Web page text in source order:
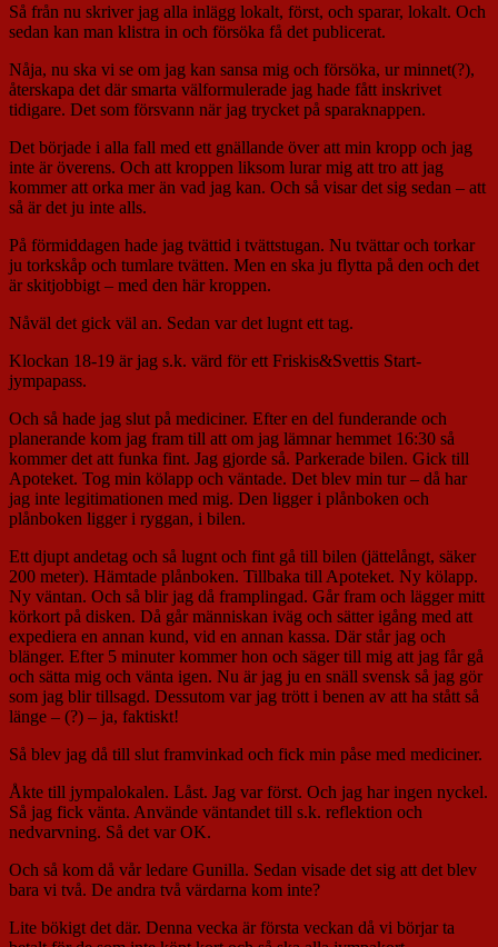
Så från nu skriver jag alla inlägg lokalt, först, och sparar, lokalt. Och
sedan kan man klistra in och försöka få det publicerat.
Nåja, nu ska vi se om jag kan sansa mig och försöka, ur minnet(?),
återskapa det där smarta välformulerade jag hade fått inskrivet
tidigare. Det som försvann när jag trycket på sparaknappen.
Det började i alla fall med ett gnällande över att min kropp och jag
inte är överens. Och att kroppen liksom lurar mig att tro att jag
kommer att orka mer än vad jag kan. Och så visar det sig sedan – att
så är det ju inte alls.
På förmiddagen hade jag tvättid i tvättstugan. Nu tvättar och torkar
ju torkskåp och tumlare tvätten. Men en ska ju flytta på den och det
är skitjobbigt – med den här kroppen.
Nåväl det gick väl an. Sedan var det lugnt ett tag.
Klockan 18-19 är jag s.k. värd för ett Friskis&Svettis Start-
jympapass.
Och så hade jag slut på mediciner. Efter en del funderande och
planerande kom jag fram till att om jag lämnar hemmet 16:30 så
kommer det att funka fint. Jag gjorde så. Parkerade bilen. Gick till
Apoteket. Tog min kölapp och väntade. Det blev min tur – då har
jag inte legitimationen med mig. Den ligger i plånboken och
plånboken ligger i ryggan, i bilen.
Ett djupt andetag och så lugnt och fint gå till bilen (jättelångt, säker
200 meter). Hämtade plånboken. Tillbaka till Apoteket. Ny kölapp.
Ny väntan. Och så blir jag då framplingad. Går fram och lägger mitt
körkort på disken. Då går människan iväg och sätter igång med att
expediera en annan kund, vid en annan kassa. Där står jag och
blänger. Efter 5 minuter kommer hon och säger till mig att jag får gå
och sätta mig och vänta igen. Nu är jag ju en snäll svensk så jag gör
som jag blir tillsagd. Dessutom var jag trött i benen av att ha stått så
länge – (?) – ja, faktiskt!
Så blev jag då till slut framvinkad och fick min påse med mediciner.
Åkte till jympalokalen. Låst. Jag var först. Och jag har ingen nyckel.
Så jag fick vänta. Använde väntandet till s.k. reflektion och
nedvarvning. Så det var OK.
Och så kom då vår ledare Gunilla. Sedan visade det sig att det blev
bara vi två. De andra två värdarna kom inte?
Lite bökigt det där. Denna vecka är första veckan då vi börjar ta